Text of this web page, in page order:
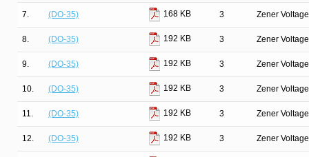
7. (DO-35) 168 KB 3 Zener
8. (DO-35) 192 KB 3 Zener
9. (DO-35) 192 KB 3 Zener
10. (DO-35) 192 KB 3 Zener
11. (DO-35) 192 KB 3 Zener
12. (DO-35) 192 KB 3 Zener